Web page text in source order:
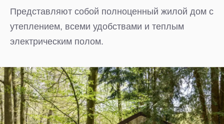
Представляют собой полноценный жилой дом с
утеплением, всеми удобствами и теплым
электрическим полом.